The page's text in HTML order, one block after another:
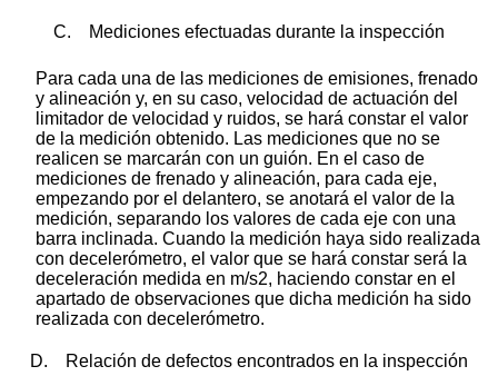
C. Mediciones efectuadas durante la inspección
Para cada una de las mediciones de emisiones, frenado
y alineación y, en su caso, velocidad de actuación del
limitador de velocidad y ruidos, se hará constar el valor
de la medición obtenido. Las mediciones que no se
realicen se marcarán con un guión. En el caso de
mediciones de frenado y alineación, para cada eje,
empezando por el delantero, se anotará el valor de la
medición, separando los valores de cada eje con una
barra inclinada. Cuando la medición haya sido realizada
con decelerómetro, el valor que se hará constar será la
deceleración medida en m/s2, haciendo constar en el
apartado de observaciones que dicha medición ha sido
realizada con decelerómetro.
D. Relación de defectos encontrados en la inspección